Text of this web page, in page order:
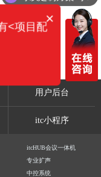
用户后台
itc小程序
itcHUB会议一体机
专业扩声
中控系统
×
<项目配